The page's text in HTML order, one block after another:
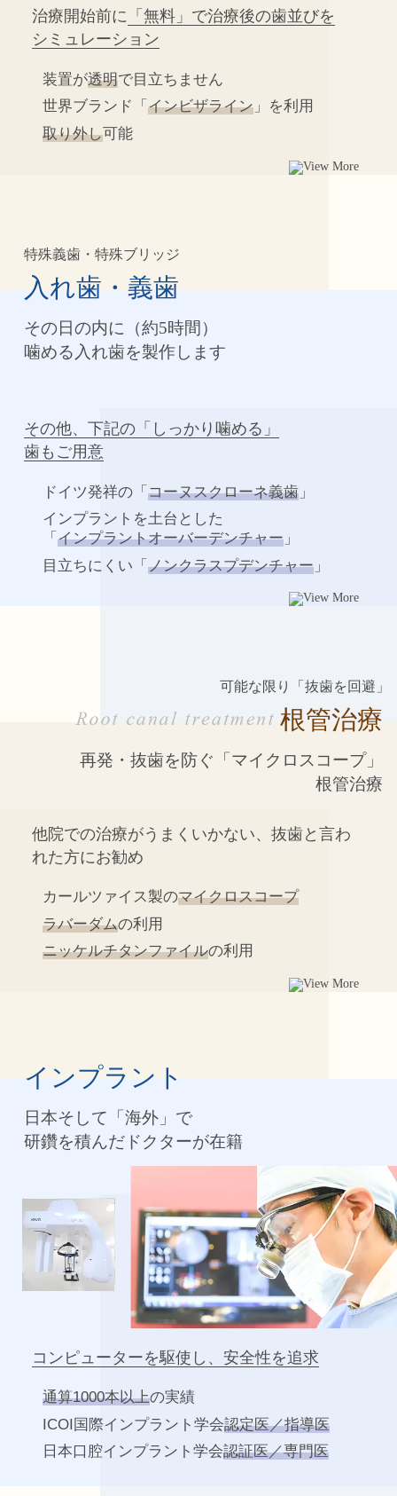
治療開始前に 「無料」で治療後の歯並びを
シミュレーション
装置が透明で目立ちません
世界ブランド「インビザライン 」を利用
取り外し可能
特殊義歯・特殊ブリッジ
入れ歯・義歯
その日の内に（約5時間）
噛める入れ歯を製作します
その他、下記の「しっかり噛める」
歯もご用意
ドイツ発祥の「コーヌスクローネ義歯 」
インプラントを土台とした
「インプラントオーバーデンチャー 」
目立ちにくい「ノンクラスプデンチャー 」
可能な限り「抜歯を回避」
根管治療
再発・抜歯を防ぐ 「マイクロスコープ」
根管治療
他院での治療がうまくいかない、抜歯と言わ
れた方にお勧め
カールツァイス製のマイクロスコープ
ラバーダムの利用
ニッケルチタンファイルの利用
インプラント
日本そして「海外」で
研鑽を積んだドクターが在籍
コンピューターを駆使し、安全性を追求
通算1000本以上の実績
ICOI国際インプラント学会認定医／指導医
日本口腔インプラント学会認証医／専門医